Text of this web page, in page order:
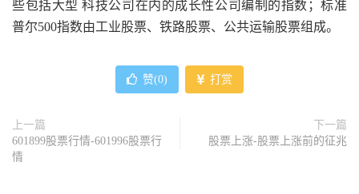
些包括大型 科技公司在内的成长性公司编制的指数；标准
普尔500指数由工业股票、铁路股票、公共运输股票组成。
赞(0) 打赏
上一篇
601899股票行情-601996股票行
情
下一篇
股票上涨-股票上涨前的征兆